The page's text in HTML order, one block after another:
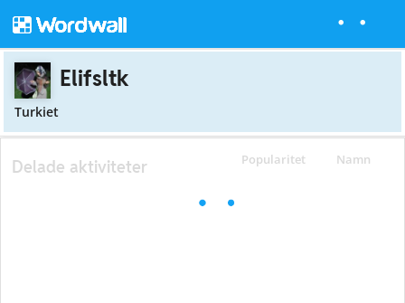
Elifsltk
Turkiet
Popularitet Namn
Delade aktiviteter